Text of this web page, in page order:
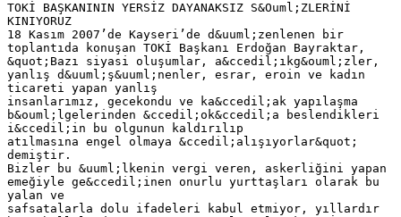
TOKİ BAŞKANININ YERSİZ DAYANAKSIZ S&Ouml;ZLERİNİ
KINIYORUZ
18 Kasım 2007’de Kayseri’de d&uuml;zenlenen bir
toplantıda konuşan TOKİ Başkanı Erdoğan Bayraktar,
&quot;Bazı siyasi oluşumlar, a&ccedil;ıkg&ouml;zler,
yanlış d&uuml;ş&uuml;nenler, esrar, eroin ve kadın
ticareti yapan yanlış
insanlarımız, gecekondu ve ka&ccedil;ak yapılaşma
b&ouml;lgelerinden &ccedil;ok&ccedil;a beslendikleri
i&ccedil;in bu olgunun kaldırılıp
atılmasına engel olmaya &ccedil;alışıyorlar&quot;
demiştir.
Bizler bu &uuml;lkenin vergi veren, askerliğini yapan
emeğiyle ge&ccedil;inen onurlu yurttaşları olarak bu
yalan ve
safsatalarla dolu ifadeleri kabul etmiyor, yıllardır